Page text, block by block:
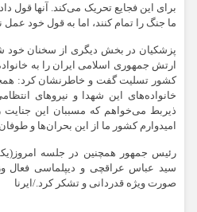
برای این فجایع تحریک می‌کند. آنها قول
ما جنگ را تمام کنند، اما به قول‌ خود عمل
پزشکیان در بخش دیگری از سخنان خود
ارتش جمهوری اسلامی ایران را به
کشور تسلیت گفت و خاطرنشان کرد:
خانواده‌های این شهدا و نیروهای
ذیربط می‌خواهم که مسببان این جنایت
امیدوارم کشور ما از این بحران‌ها و
رئیس جمهور همچنین در جلسه
سید عباس عراقچی و دیپلماسی فعال
صورت ویژه قدردانی و تشکر کرد./ایرنا